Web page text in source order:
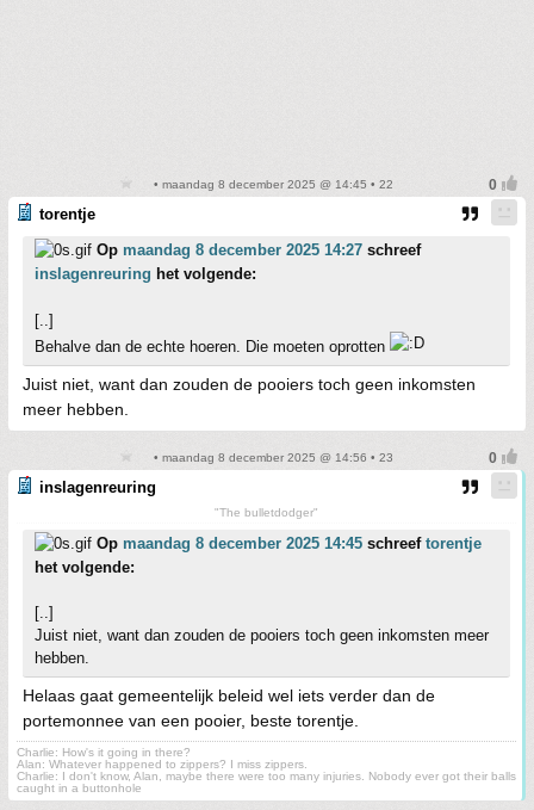
• maandag 8 december 2025 @ 14:45 • 22
torentje
Op maandag 8 december 2025 14:27 schreef
inslagenreuring het volgende:
[..]
Behalve dan de echte hoeren. Die moeten oprotten
Juist niet, want dan zouden de pooiers toch geen inkomsten
meer hebben.
• maandag 8 december 2025 @ 14:56 • 23
inslagenreuring
"The bulletdodger"
Op maandag 8 december 2025 14:45 schreef torentje
het volgende:
[..]
Juist niet, want dan zouden de pooiers toch geen inkomsten meer
hebben.
Helaas gaat gemeentelijk beleid wel iets verder dan de
portemonnee van een pooier, beste torentje.
Charlie: How's it going in there?
Alan: Whatever happened to zippers? I miss zippers.
Charlie: I don't know, Alan, maybe there were too many injuries. Nobody ever got their balls
caught in a buttonhole